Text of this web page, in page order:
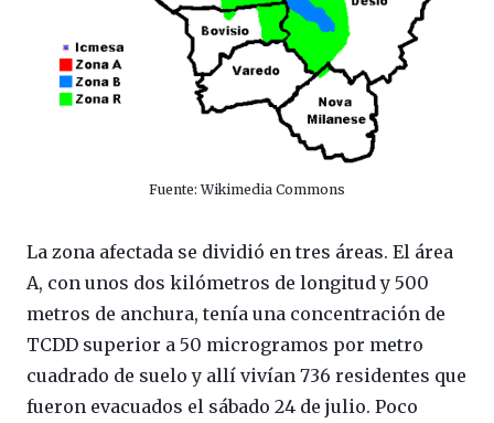
Fuente: Wikimedia Commons
La zona afectada se dividió en tres áreas. El área
A, con unos dos kilómetros de longitud y 500
metros de anchura, tenía una concentración de
TCDD superior a 50 microgramos por metro
cuadrado de suelo y allí vivían 736 residentes que
fueron evacuados el sábado 24 de julio. Poco